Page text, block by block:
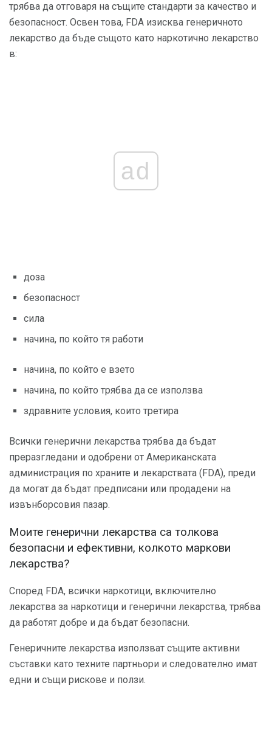
трябва да отговаря на същите стандарти за качество и
безопасност. Освен това, FDA изисква генеричното
лекарство да бъде същото като наркотично лекарство
в:
ad
доза
безопасност
сила
начина, по който тя работи
начина, по който е взето
начина, по който трябва да се използва
здравните условия, които третира
Всички генерични лекарства трябва да бъдат
преразгледани и одобрени от Американската
администрация по храните и лекарствата (FDA), преди
да могат да бъдат предписани или продадени на
извънборсовия пазар.
Моите генерични лекарства са толкова
безопасни и ефективни, колкото маркови
лекарства?
Според FDA, всички наркотици, включително
лекарства за наркотици и генерични лекарства, трябва
да работят добре и да бъдат безопасни.
Генеричните лекарства използват същите активни
съставки като техните партньори и следователно имат
едни и същи рискове и ползи.